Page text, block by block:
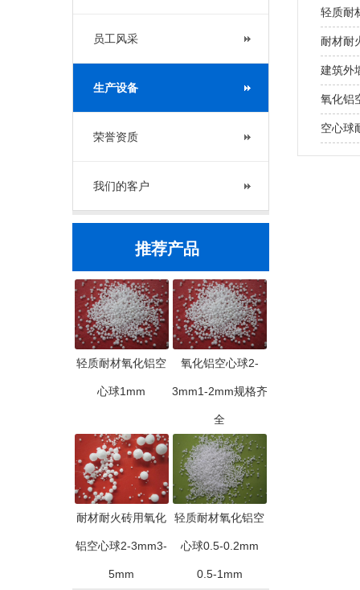
员工风采
生产设备
荣誉资质
我们的客户
推荐产品
轻质耐材氧化铝空
心球1mm
氧化铝空心球2-
3mm1-2mm规格齐
全
耐材耐火砖用氧化
铝空心球2-3mm3-
5mm
轻质耐材氧化铝空
心球0.5-0.2mm
0.5-1mm
轻质耐
耐材耐
建筑外
氧化铝
空心球